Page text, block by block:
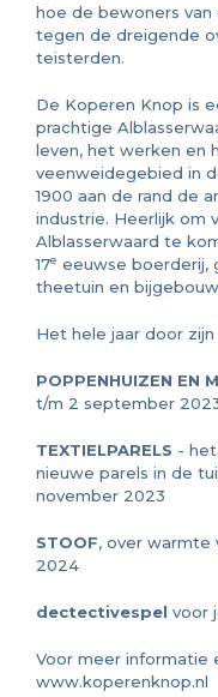
hoe de bewoners
tegen de dreigende
teisterden.
De Koperen Knop is
prachtige
leven, het werken en
veenweidegebied in
1900 aan de rand de
industrie. Heerlijk om
Alblasserwaard te
17e eeuwse boerderij,
theetuin en
Het hele jaar door
POPPENHUIZEN EN
t/m 2 september
TEXTIELPARELS -
nieuwe parels in de
november 2023
STOOF, over warmte
2024
dectectivespel voor
Voor meer informatie
www.koperenknop.nl